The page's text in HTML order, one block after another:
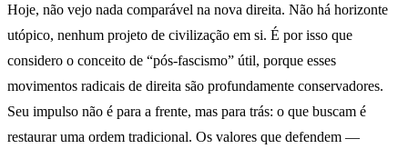
Hoje, não vejo nada comparável na nova direita. Não há horizonte
utópico, nenhum projeto de civilização em si. É por isso que
considero o conceito de “pós-fascismo” útil, porque esses
movimentos radicais de direita são profundamente conservadores.
Seu impulso não é para a frente, mas para trás: o que buscam é
restaurar uma ordem tradicional. Os valores que defendem —